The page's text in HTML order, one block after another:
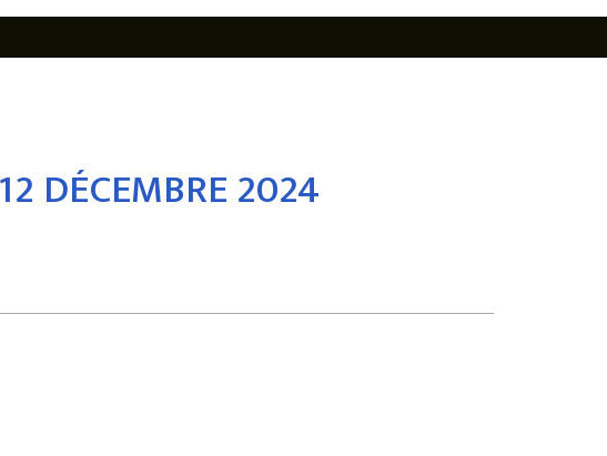
DÉCEMBRE 2024